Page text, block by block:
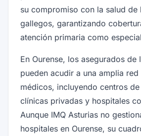
su compromiso con la salud de
gallegos, garantizando
atención primaria como
En Ourense, los asegurados de
pueden acudir a una amplia
médicos, incluyendo centros
clínicas privadas y hospitales
Aunque IMQ Asturias no
hospitales en Ourense, su